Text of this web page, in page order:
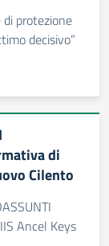
protezione
decisivo”
di
Cilento
Ancel Keys